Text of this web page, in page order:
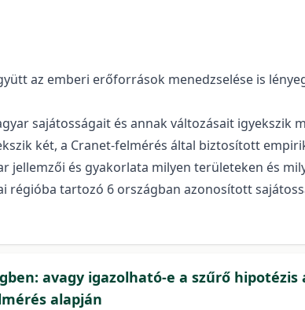
az emberi erőforrások menedzselése is
sajátosságait és annak változásait igyekszik
két, a Cranet-felmérés által biztosított
és gyakorlata milyen területeken és
régióba tartozó 6 országban azonosított
avagy igazolható-e a szűrő hipotézis
alapján